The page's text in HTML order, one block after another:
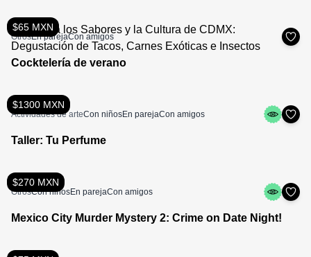
$65 MXN
OtrosEn parejaCon amigos
Cocktelería de verano
$1300 MXN
Actividades de arteCon niñosEn parejaCon amigos
Taller: Tu Perfume
$270 MXN
OtrosCon niñosEn parejaCon amigos
Mexico City Murder Mystery 2: Crime on Date Night!